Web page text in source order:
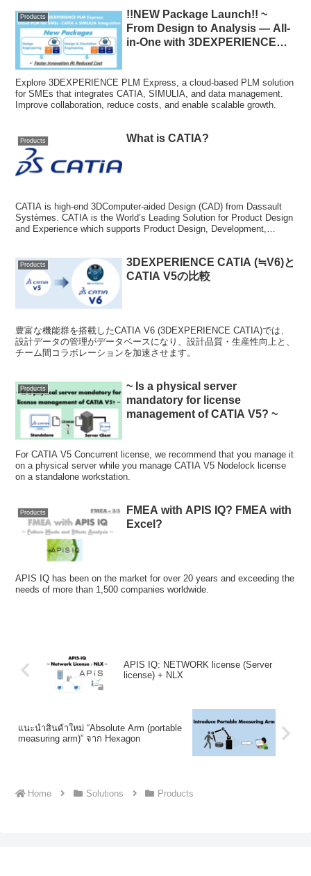
Products
!!NEW Package Launch!! ~
From Design to Analysis — All-
in-One with 3DEXPERIENCE
Explore 3DEXPERIENCE PLM Express, a cloud-based PLM solution
for SMEs that integrates CATIA, SIMULIA, and data management.
Improve collaboration, reduce costs, and enable scalable growth.
Products What is CATIA?
CATIA is high-end 3DComputer-aided Design (CAD) from Dassault
Systèmes. CATIA is the World’s Leading Solution for Product Design
and Experience which supports Product Design, Development,
Products
3DEXPERIENCE CATIA (≒V6)と
CATIA V5の比較
豊富な機能群を搭載したCATIA V6 (3DEXPERIENCE CATIA)では、
設計データの管理がデータベースになり、設計品質・生産性向上と、
チーム間コラボレーションを加速させます。
Products
~ Is a physical server
mandatory for license
management of CATIA V5? ~
For CATIA V5 Concurrent license, we recommend that you manage it
on a physical server while you manage CATIA V5 Nodelock license
on a standalone workstation.
Products
FMEA with APIS IQ? FMEA with
Excel?
APIS IQ has been on the market for over 20 years and exceeding the
needs of more than 1,500 companies worldwide.
APIS IQ: NETWORK license (Server
license) + NLX
แนะนำสินค้าใหม่ “Absolute Arm (portable
measuring arm)” จาก Hexagon
Home Solutions Products